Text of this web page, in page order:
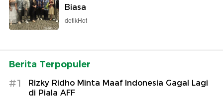
Biasa
detikHot
Berita Terpopuler
#1
Rizky Ridho Minta Maaf Indonesia Gagal Lagi
di Piala AFF